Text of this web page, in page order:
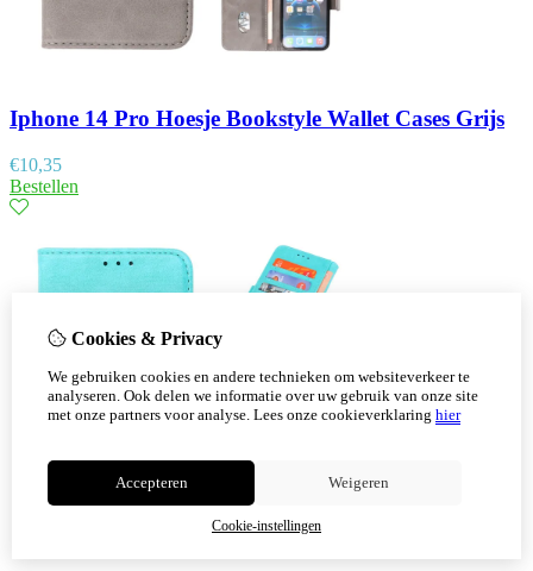
Iphone 14 Pro Hoesje Bookstyle Wallet Cases Grijs
€10,35
Bestellen
Cookies & Privacy
We gebruiken cookies en andere technieken om websiteverkeer te
analyseren. Ook delen we informatie over uw gebruik van onze site
met onze partners voor analyse. Lees onze cookieverklaring hier
Accepteren Weigeren
Cookie-instellingen